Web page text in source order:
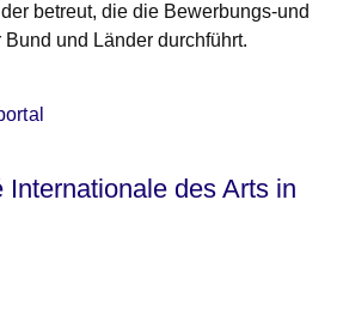
betreut, die die Bewerbungs-und
und Länder durchführt.
Fenster
Internationale des Arts in